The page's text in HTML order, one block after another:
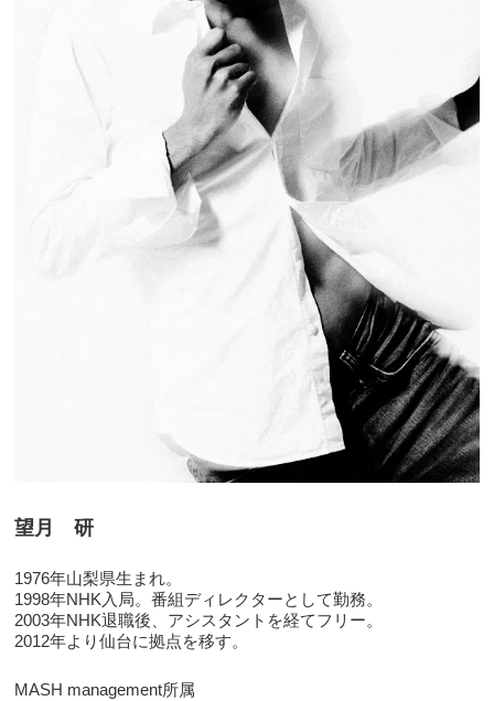
望月 研
1976年山梨県生まれ。
1998年NHK入局。番組ディレクターとして勤務。
2003年NHK退職後、アシスタントを経てフリー。
2012年より仙台に拠点を移す。
MASH management所属